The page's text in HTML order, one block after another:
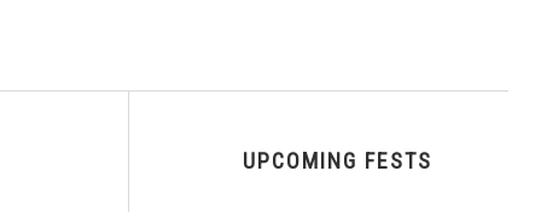
UPCOMING FESTS